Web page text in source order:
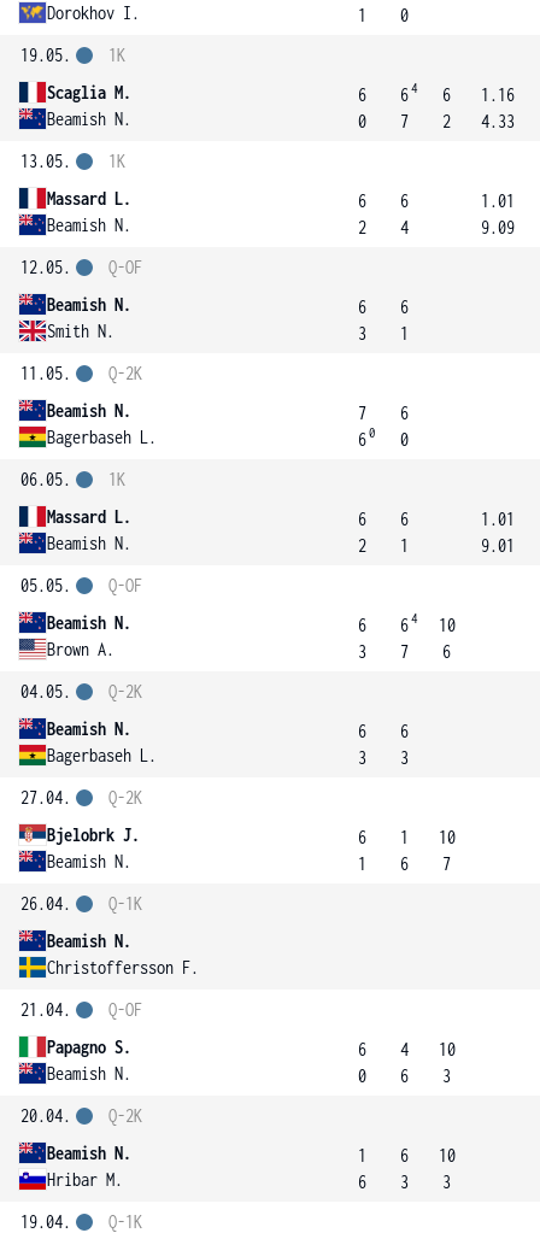
Dorokhov I.
1
0
19.05.
Scaglia M.
Beamish N.
1K
6
0
64
7
6
2
1.16
4.33
13.05.
Massard L.
Beamish N.
1K
6
2
6
4
1.01
9.09
12.05.
Beamish N.
Smith N.
Q-OF
6
3
6
1
11.05.
Beamish N.
Bagerbaseh L.
Q-2K
7
60
6
0
06.05.
Massard L.
Beamish N.
1K
6
2
6
1
1.01
9.01
05.05.
Beamish N.
Brown A.
Q-OF
6
3
64
7
10
6
04.05.
Beamish N.
Bagerbaseh L.
Q-2K
6
3
6
3
27.04.
Bjelobrk J.
Beamish N.
Q-2K
6
1
1
6
10
7
26.04.
Beamish N.
Christoffersson F.
Q-1K
21.04.
Papagno S.
Beamish N.
Q-OF
6
0
4
6
10
3
20.04.
Beamish N.
Hribar M.
Q-2K
1
6
6
3
10
3
19.04.
Q-1K